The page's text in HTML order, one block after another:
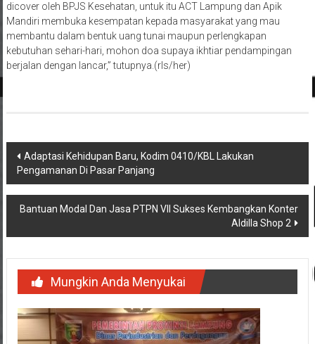
dicover oleh BPJS Kesehatan, untuk itu ACT Lampung dan Apik
Mandiri membuka kesempatan kepada masyarakat yang mau
membantu dalam bentuk uang tunai maupun perlengkapan
kebutuhan sehari-hari, mohon doa supaya ikhtiar pendampingan
berjalan dengan lancar,” tutupnya.(rls/her)
Navigasi
pos
Adaptasi Kehidupan Baru, Kodim 0410/KBL Lakukan
Pengamanan Di Pasar Panjang
Bantuan Modal Dan Jasa PTPN VII Sukses Kembangkan Konter
Aldilla Shop 2
Mungkin Anda Menyukai